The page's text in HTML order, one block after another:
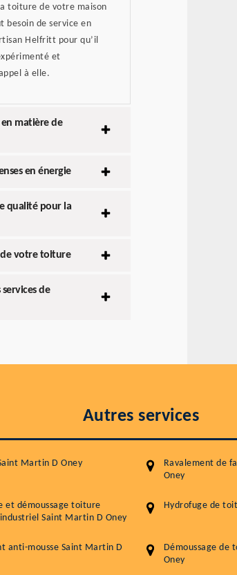
toiture de votre maison
besoin de service en
Helfritt pour qu’il
et
à elle.
matière de
en énergie
qualité pour la
votre toiture
de
Autres services
Martin D Oney
Ravalement de
Oney
et démoussage toiture
Saint Martin D Oney
Hydrofuge de
anti-mousse Saint Martin D
Démoussage de
Oney